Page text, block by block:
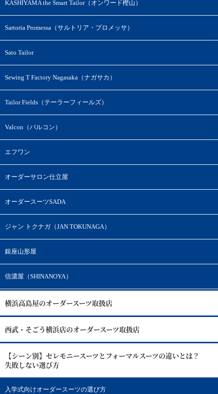
KASHIYAMA the Smart Tailor（オンワード樫山）
Sartoria Promessa（サルトリア・プロメッサ）
Sato Tailor
Sewing T Factory Nagasaka（ナガサカ）
Tailor Fields（テーラーフィールズ）
Valcon（バルコン）
エフワン
オーダーサロン仕立屋
オーダースーツSADA
ジャン トクナガ（JAN TOKUNAGA）
銀座山形屋
信濃屋（SHINANOYA）
横浜高島屋のオーダースーツ取扱店
西武・そごう横浜店のオーダースーツ取扱店
【シーン別】セレモニースーツとフォーマルスーツの違いとは？
失敗しない選び方
入学式向けオーダースーツの選び方